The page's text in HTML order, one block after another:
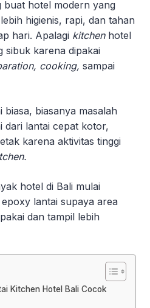
hotel modern yang
higienis, rapi, dan tahan
hari. Apalagi kitchenhotel
sibuk karena dipakai
cooking, sampai
biasa, biasanya masalah
dari lantai cepat kotor,
karena aktivitas tinggi
hotel di Bali mulai
lantai supaya area
dan tampil lebih
Kitchen Hotel Bali Cocok